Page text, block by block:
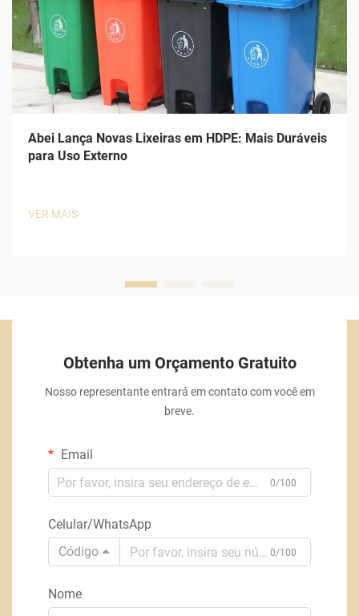
Abei Lança Novas Lixeiras em HDPE: Mais Duráveis
para Uso Externo
VER MAIS
Obtenha um Orçamento Gratuito
Nosso representante entrará em contato com você em
breve.
Email
0/100
Celular/WhatsApp
Código
0/100
Nome